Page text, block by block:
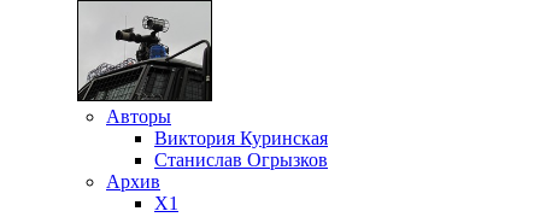
Авторы
Виктория Куринская
Станислав Огрызков
Архив
X1